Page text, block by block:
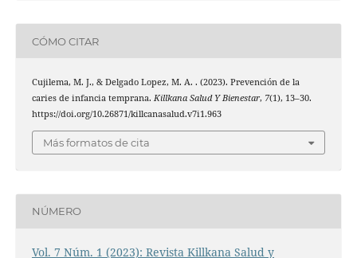
CÓMO CITAR
Cujilema, M. J., & Delgado Lopez, M. A. . (2023). Prevención de la
caries de infancia temprana. Killkana Salud Y Bienestar, 7(1), 13–30.
https://doi.org/10.26871/killcanasalud.v7i1.963
Más formatos de cita
NÚMERO
Vol. 7 Núm. 1 (2023): Revista Killkana Salud y